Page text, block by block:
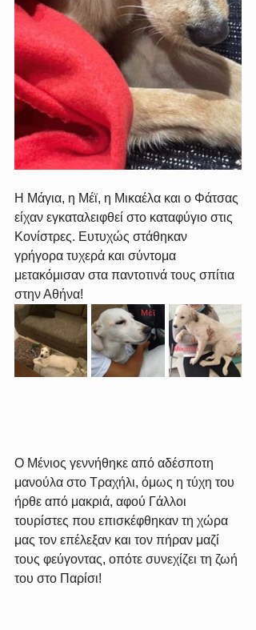
Η Μάγια, η Μέϊ, η Μικαέλα και ο Φάτσας
είχαν εγκαταλειφθεί στο καταφύγιο στις
Κονίστρες. Ευτυχώς στάθηκαν
γρήγορα τυχερά και σύντομα
μετακόμισαν στα παντοτινά τους σπίτια
στην Αθήνα!
Ο Μένιος γεννήθηκε από αδέσποτη
μανούλα στο Τραχήλι, όμως η τύχη του
ήρθε από μακριά, αφού Γάλλοι
τουρίστες που επισκέφθηκαν τη χώρα
μας τον επέλεξαν και τον πήραν μαζί
τους φεύγοντας, οπότε συνεχίζει τη ζωή
του στο Παρίσι!